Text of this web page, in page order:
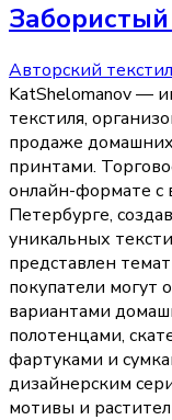
Авторский
KatShelomanov —
текстиля,
продаже домашних
принтами.
онлайн-формате с
Петербурге,
уникальных
представлен
покупатели могут
вариантами
полотенцами,
фартуками и
дизайнерским
мотивы и